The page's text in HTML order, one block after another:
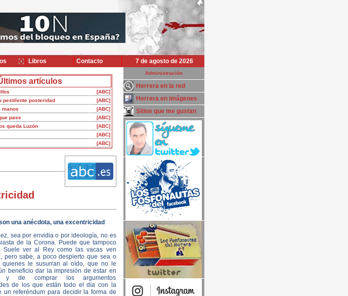
7 de agosto de 2026
artículos
[ABC]
pestilente posteridad
[ABC]
manos
[ABC]
pase
[ABC]
queda Luzón
[ABC]
[ABC]
[ABC]
una anécdota, una excentricidad
sea por envidia o por ideología, no es
de la Corona. Puede que tampoco
Suele ver al Rey como las vacas ven
pero sabe, a poco despierto que sea o
quienes le susurran al oído, que no le
beneficio dar la impresión de estar en
y de comprar los argumentos
de los que están todo el día con la
un referéndum para decidir la forma de
Administración
Herrera en la red
Herrera en imágenes
Sitios que me gustan
Libros Contacto